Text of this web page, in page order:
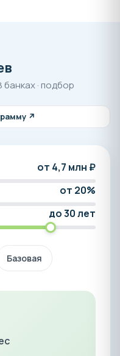
банках · подбор
↗
от 4,7 млн ₽
от 20%
до 30 лет
Базовая